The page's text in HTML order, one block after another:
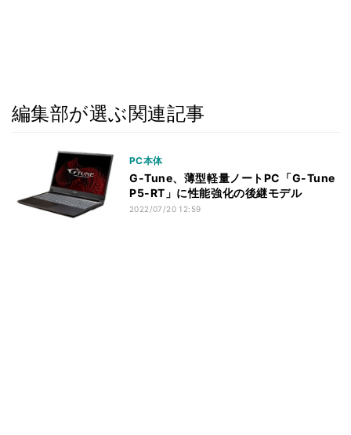
編集部が選ぶ関連記事
PC本体
G-Tune、薄型軽量ノートPC「G-Tune
P5-RT」に性能強化の後継モデル
2022/07/20 12:59